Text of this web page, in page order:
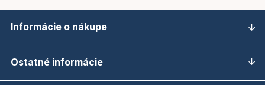
Informácie o nákupe
Ostatné informácie